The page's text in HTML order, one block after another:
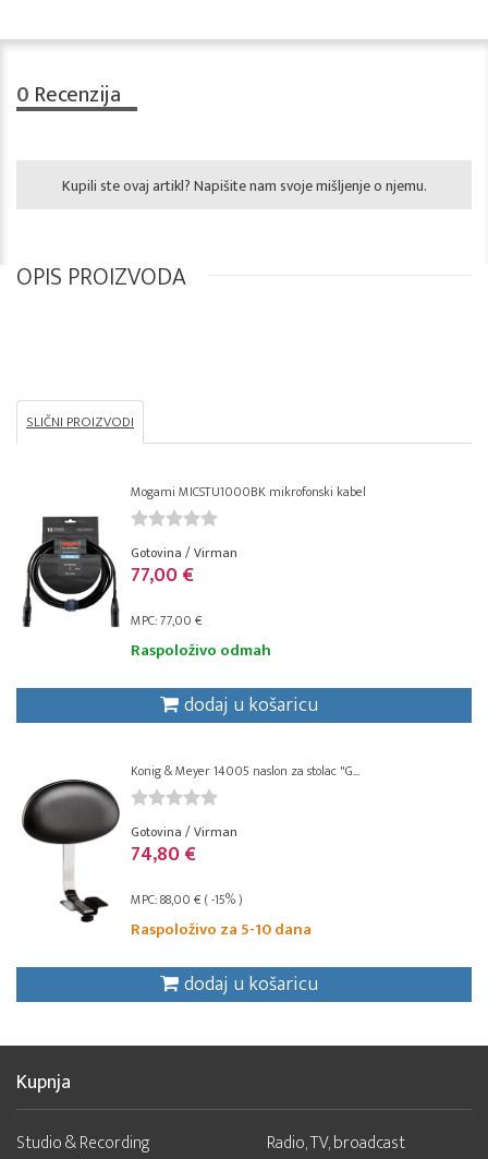
0 Recenzija
Kupili ste ovaj artikl? Napišite nam svoje mišljenje o njemu.
OPIS PROIZVODA
SLIČNI PROIZVODI
Mogami MICSTU1000BK mikrofonski kabel
Gotovina / Virman
77,00 €
MPC: 77,00 €
Raspoloživo odmah
dodaj u košaricu
Konig & Meyer 14005 naslon za stolac "G...
Gotovina / Virman
74,80 €
MPC: 88,00 € ( -15% )
Raspoloživo za 5-10 dana
dodaj u košaricu
Kupnja
Studio & Recording
Radio, TV, broadcast